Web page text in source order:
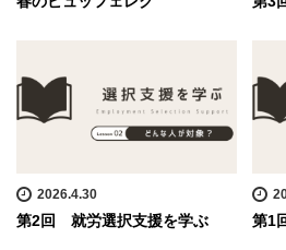
2026.4.30
第2回 就労選択支援を学ぶ 第1